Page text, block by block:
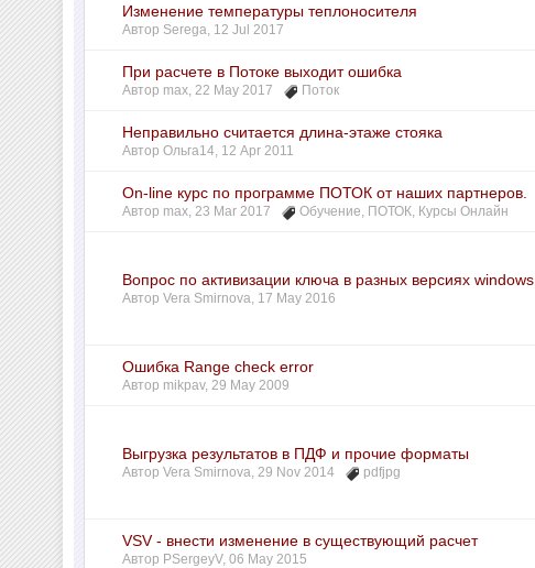
Изменение температуры теплоносителя
Автор Serega, 12 Jul 2017
При расчете в Потоке выходит ошибка
Автор max,22 May 2017 Поток
Неправильно считается длина-этаже стояка
АвторОльга14, 12 Apr 2011
On-line курс по программе ПОТОК от наших партнеров.
Автор max,23 Mar 2017 Обучение, ПОТОК, Курсы Онлайн
Вопрос по активизации ключа в разных версиях windows
АвторVera Smirnova, 17 May 2016
Ошибка Range check error
Автор mikpav,29 May 2009
Выгрузка результатов в ПДФ и прочие форматы
АвторVera Smirnova,29 Nov 2014 pdfjpg
VSV - внести изменение в существующий расчет
Автор PSergeyV,06 May 2015